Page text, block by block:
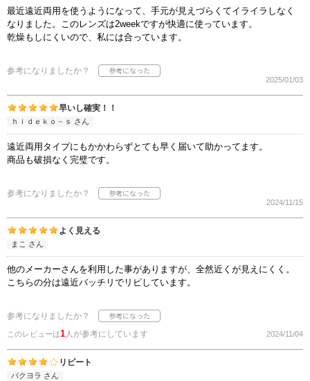
最近遠近両用を使うようになって、手元が見えづらくてイライラしなく
なりました。このレンズは2weekですが快適に使っています。
乾燥もしにくいので、私には合っています。
参考になりましたか？
2025/01/03
早いし確実！！
ｈｉｄｅｋｏ－ｓ さん
遠近両用タイプにもかかわらずとても早く届いて助かってます。
商品も破損なく完璧です。
参考になりましたか？
2024/11/15
よく見える
まこ さん
他のメーカーさんを利用した事がありますが、全然近くが見えにくく。
こちらの分は遠近バッチリでリピしています。
参考になりましたか？
このレビューは1人が参考にしています 2024/11/04
リピート
バクヨラ さん